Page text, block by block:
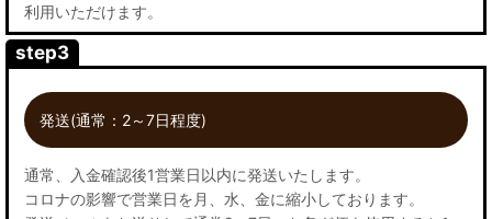
利用いただけます。
step3
発送(通常：2～7日程度)
通常、入金確認後1営業日以内に発送いたします。
コロナの影響で営業日を月、水、金に縮小しております。